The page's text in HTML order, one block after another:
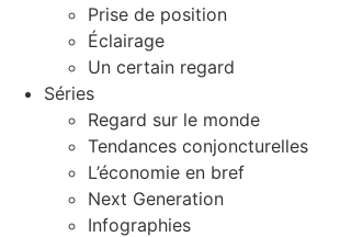
Prise de position
Éclairage
Un certain regard
Séries
Regard sur le monde
Tendances conjoncturelles
L’économie en bref
Next Generation
Infographies